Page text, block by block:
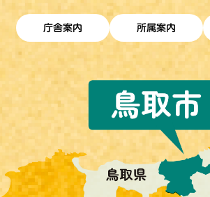
庁舎案内 所属案内